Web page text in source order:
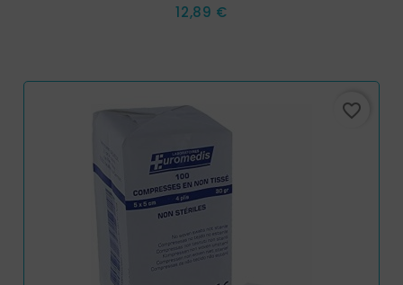
Prix
12,89 €
favorite_border